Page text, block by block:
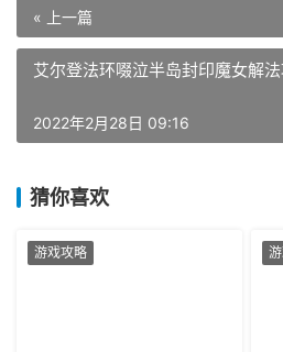
« 上一篇
艾尔登法环啜泣半岛封印魔女解
2022年2月28日 09:16
猜你喜欢
游戏攻略